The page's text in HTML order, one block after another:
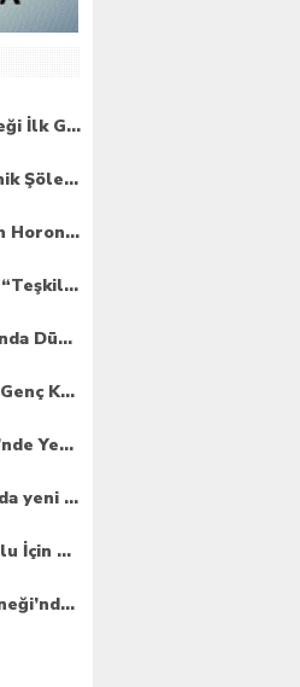
Güce Akpınar Taka Köyü Derneği İlk Genel Kurulunu Gerçekleştirdi
6. Güce Tekkeköy Derneği Piknik Şöleni Yoğun Katılımla Gerçekleşti
Bursa’da Espiye Yeniköylülerin Horonla Başlayan Piknik Şöleni, Geleceğe Atılan Temellerle Taçlandı
Bursa’da Harşit Çepni Rüzgarı “Teşkilat Merkezi Coşkuyla Açıldı”
Beşli Ailesinden Festival Tadında Düğün Cemiyeti
Bursa’da Feci Kaza, Giresunlu Genç Kaza Kurbanı Oldu
Espiye Aydınlar Köyü Derneği’nde Yeni Dönem: Genç Yönetim Göreve Başladı
8 yıl sonra Rabia Naz dosyasında yeni umut
Güce’de Köy-Yayla Bağlantı Yolu İçin Betonlama Çalışmaları Başlıyor
Bursa Şebinkarahisarlılar Derneği’nde Yeni Dönem Hızlı Başladı